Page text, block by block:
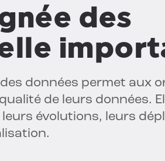
des
données permet aux
de leurs données.
évolutions, leurs